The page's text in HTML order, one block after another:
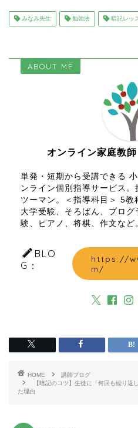
みなみ先生 勉強法 暗記レッ
ABOUT ME
オンライン家庭教師
単発・短期から受講できる
ンライン個別指導サービス
ツーマン。＜指導科目＞ 5教
大学受験、そろばん、プロ
験、ピアノ、将棋、作文など
BLO
G：
https://
m/
HOME
講師ブログ
【暗記のコツ】生徒に「何回も繰り返
た理由